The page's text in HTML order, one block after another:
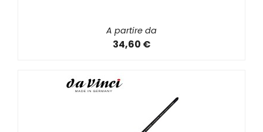
A partire da
34,60 €